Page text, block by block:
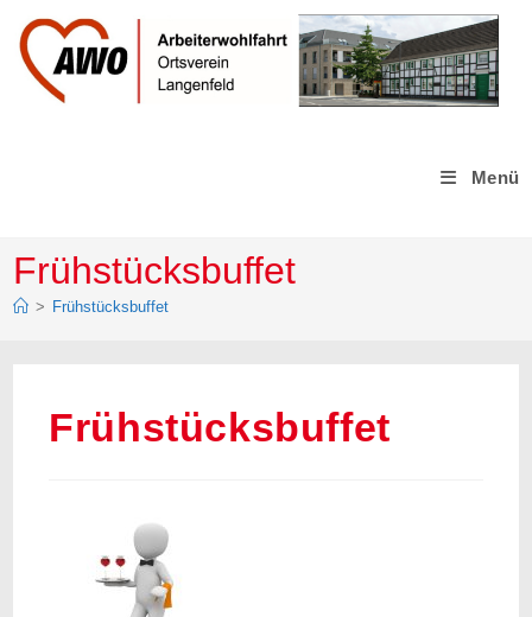
Inhalt
springen
Menü
Frühstücksbuffet
> Frühstücksbuffet
Frühstücksbuffet